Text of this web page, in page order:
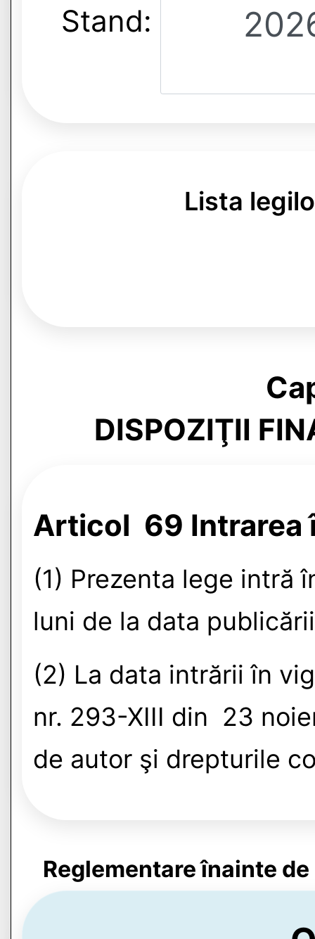
Stand:
Lista
DISPOZIŢII
Articol 69 Intrarea
(1) Prezenta lege intră
luni de la data
(2) La data intrării în
nr. 293-XIII din 23
de autor şi drepturile
Reglementare înainte